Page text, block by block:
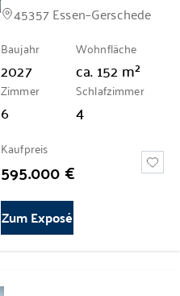
45357 Essen–Gerschede
Baujahr
2027
Wohnfläche
ca.152 m²
Zimmer
6
Schlafzimmer
4
Kaufpreis
595.000 €
Zum Exposé